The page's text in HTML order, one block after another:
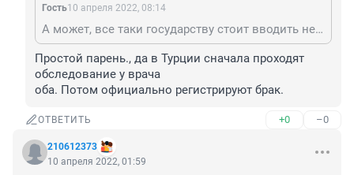
Гость10 апреля 2022, 08:14
А может, все таки государству стоит вводить некие экзамены, тесты для новоиспечённой семьи? :) Захотели создать союз... Брак - получите сертификат, для начала. Пройдите экзамены. Родить ребенка? Получите права на это. Экзамены и все положенное. :) Может тогда, будет видно, прямо - готовы ли новоиспечённые граждане к новой сфере, в своей жизни. Столько проблем сразу же решится. А кто захочет смухлевать, купить результаты экзаменов, и естественно все исковеркать.... Штрафы, санкции и пр. - кары! Что бы др. неповадно было.
Простой парень., да в Турции сначала проходят
обследование у врача
оба. Потом официально регистрируют брак.
ОТВЕТИТЬ +0 –0
210612373
10 апреля 2022, 01:59